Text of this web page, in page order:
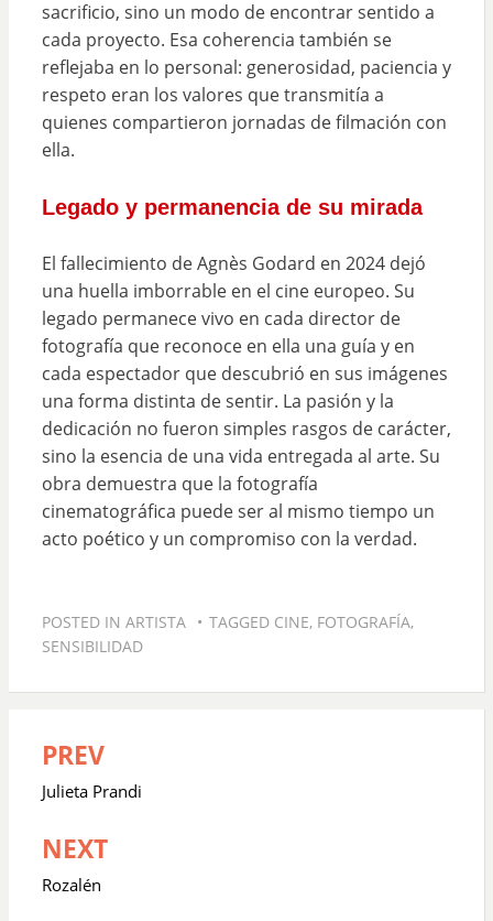
sacrificio, sino un modo de encontrar sentido a
cada proyecto. Esa coherencia también se
reflejaba en lo personal: generosidad, paciencia y
respeto eran los valores que transmitía a
quienes compartieron jornadas de filmación con
ella.
Legado y permanencia de su mirada
El fallecimiento de Agnès Godard en 2024 dejó
una huella imborrable en el cine europeo. Su
legado permanece vivo en cada director de
fotografía que reconoce en ella una guía y en
cada espectador que descubrió en sus imágenes
una forma distinta de sentir. La pasión y la
dedicación no fueron simples rasgos de carácter,
sino la esencia de una vida entregada al arte. Su
obra demuestra que la fotografía
cinematográfica puede ser al mismo tiempo un
acto poético y un compromiso con la verdad.
POSTED IN ARTISTA TAGGED CINE, FOTOGRAFÍA,
SENSIBILIDAD
Navegación
de
PREV
Julieta Prandi
NEXT
Rozalén